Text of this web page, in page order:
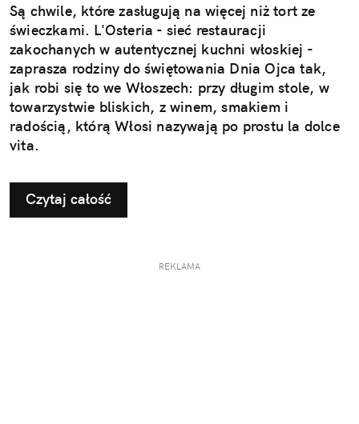
Są chwile, które zasługują na więcej niż tort ze
świeczkami. L'Osteria - sieć restauracji
zakochanych w autentycznej kuchni włoskiej -
zaprasza rodziny do świętowania Dnia Ojca tak,
jak robi się to we Włoszech: przy długim stole, w
towarzystwie bliskich, z winem, smakiem i
radością, którą Włosi nazywają po prostu la dolce
vita.
Czytaj całość
REKLAMA